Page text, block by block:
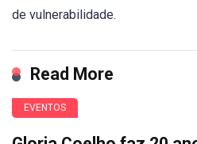
de vulnerabilidade.
Read More
EVENTOS